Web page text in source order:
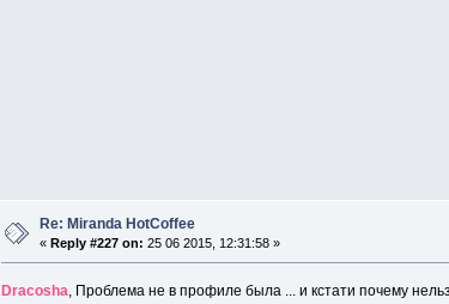
Re: Miranda HotCoffee
«Reply #227 on: 25 06 2015, 12:31:58 »
Dracosha, Проблема не в профиле была ... и кстати почему